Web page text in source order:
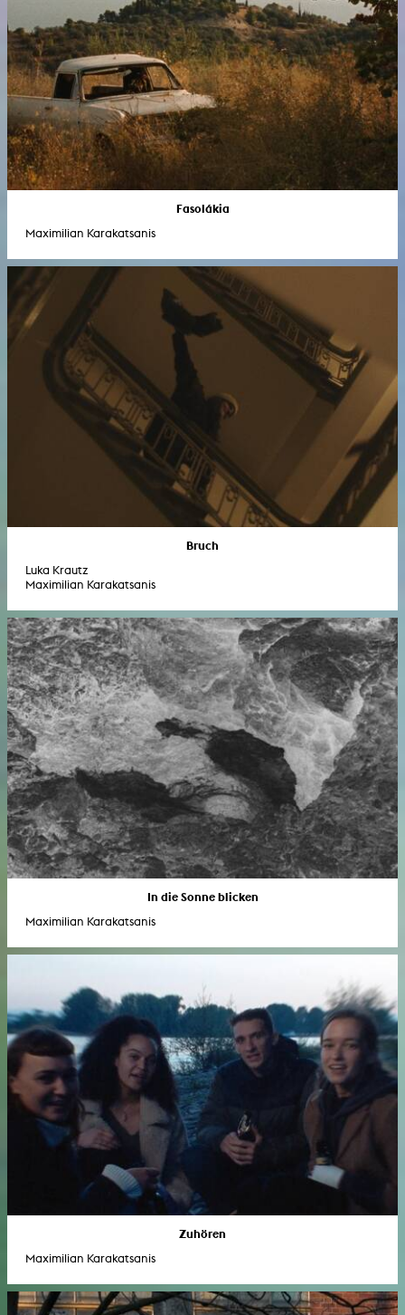
Fasolákia
Maximilian Karakatsanis
Bruch
Luka Krautz
Maximilian Karakatsanis
In die Sonne blicken
Maximilian Karakatsanis
Zuhören
Maximilian Karakatsanis